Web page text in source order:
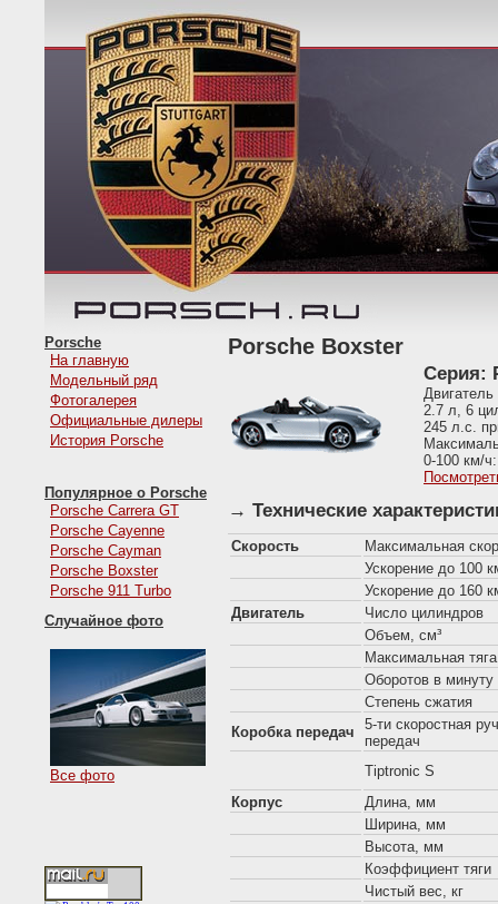
Porsche
На главную
Модельный ряд
Фотогалерея
Официальные дилеры
История Porsche
Популярное о Porsche
Porsche Carrera GT
Porsche Cayenne
Porsche Cayman
Porsche Boxster
Porsche 911 Turbo
Случайное фото
Все фото
Porsche Boxster
Серия:
Двигатель
2.7 л, 6
245 л.с.
0-100 км/
→ Технические
Скорость
Максимальная
Ускорение до 100
Ускорение до 160
Двигатель
Число цилиндров
Объем, см³
Максимальная
Оборотов в минуту
Степень сжатия
Коробка передач
5-ти скоростная
передач
Tiptronic S
Корпус
Длина, мм
Ширина, мм
Высота, мм
Коэффициент тяги
Чистый вес, кг